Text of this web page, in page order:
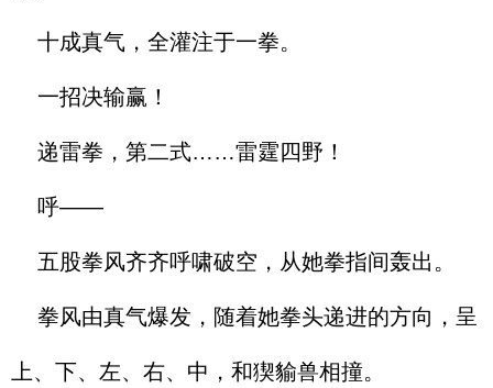
十成真气，全灌注于一拳。
一招决输赢！
递雷拳，第二式……雷霆四野！
呼——
五股拳风齐齐呼啸破空，从她拳指间轰出。
拳风由真气爆发，随着她拳头递进的方向，呈
上、下、左、右、中，和猰貐兽相撞。